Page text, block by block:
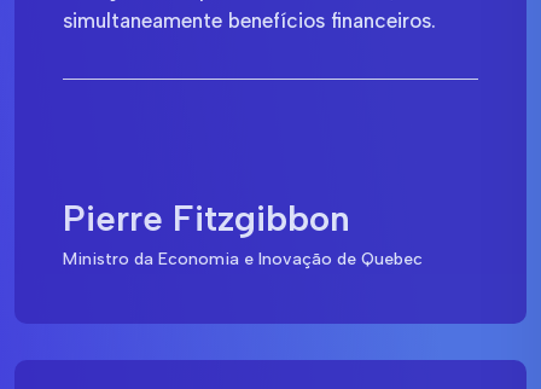
simultaneamente benefícios financeiros.
Pierre Fitzgibbon
Ministro da Economia e Inovação de Quebec